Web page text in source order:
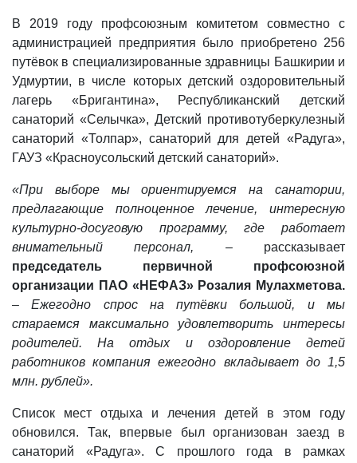
В 2019 году профсоюзным комитетом совместно с
администрацией предприятия было приобретено 256
путёвок в специализированные здравницы Башкирии и
Удмуртии, в числе которых детский оздоровительный
лагерь «Бригантина», Республиканский детский
санаторий «Селычка», Детский противотуберкулезный
санаторий «Толпар», санаторий для детей «Радуга»,
ГАУЗ «Красноусольский детский санаторий».
«При выборе мы ориентируемся на санатории,
предлагающие полноценное лечение, интересную
культурно-досуговую программу, где работает
внимательный персонал, – рассказывает
председатель первичной профсоюзной
организации ПАО «НЕФАЗ» Розалия Мулахметова.
–Ежегодно спрос на путёвки большой, и мы
стараемся максимально удовлетворить интересы
родителей. На отдых и оздоровление детей
работников компания ежегодно вкладывает до 1,5
млн. рублей».
Список мест отдыха и лечения детей в этом году
обновился. Так, впервые был организован заезд в
санаторий «Радуга». С прошлого года в рамках